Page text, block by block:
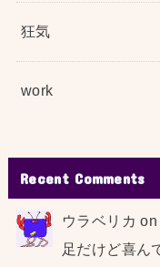
狂気
work
Recent Comments
ウラベリカ on
足だけど喜ん